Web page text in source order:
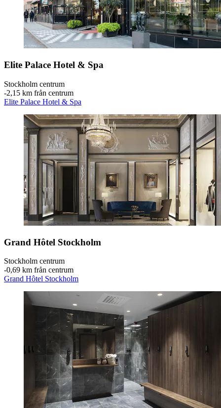
Elite Palace Hotel & Spa
Stockholm centrum
‐2,15 km från centrum
Elite Palace Hotel & Spa
Grand Hôtel Stockholm
Stockholm centrum
‐0,69 km från centrum
Grand Hôtel Stockholm